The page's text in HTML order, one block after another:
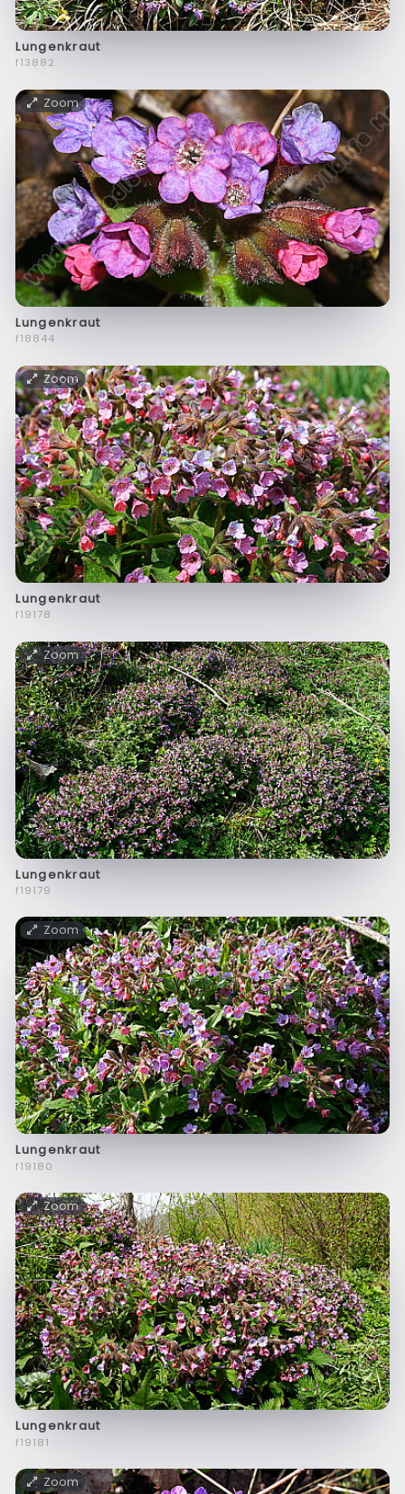
Lungenkraut
f13882
Zoom
Lungenkraut
f18844
Zoom
Lungenkraut
f19178
Zoom
Lungenkraut
f19179
Zoom
Lungenkraut
f19180
Zoom
Lungenkraut
f19181
Zoom